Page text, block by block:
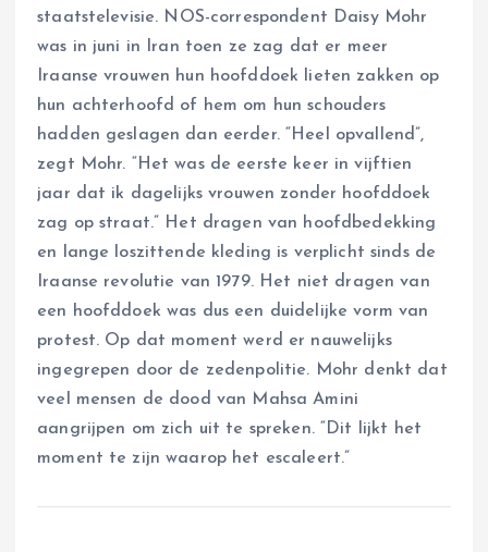
staatstelevisie. NOS-correspondent Daisy Mohr
was in juni in Iran toen ze zag dat er meer
Iraanse vrouwen hun hoofddoek lieten zakken op
hun achterhoofd of hem om hun schouders
hadden geslagen dan eerder. “Heel opvallend”,
zegt Mohr. “Het was de eerste keer in vijftien
jaar dat ik dagelijks vrouwen zonder hoofddoek
zag op straat.” Het dragen van hoofdbedekking
en lange loszittende kleding is verplicht sinds de
Iraanse revolutie van 1979. Het niet dragen van
een hoofddoek was dus een duidelijke vorm van
protest. Op dat moment werd er nauwelijks
ingegrepen door de zedenpolitie. Mohr denkt dat
veel mensen de dood van Mahsa Amini
aangrijpen om zich uit te spreken. “Dit lijkt het
moment te zijn waarop het escaleert.”